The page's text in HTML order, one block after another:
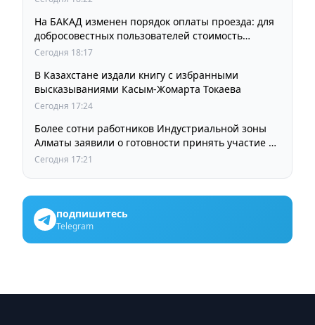
На БАКАД изменен порядок оплаты проезда: для
добросовестных пользователей стоимость
остается прежней
Сегодня 18:17
В Казахстане издали книгу с избранными
высказываниями Касым-Жомарта Токаева
Сегодня 17:24
Более сотни работников Индустриальной зоны
Алматы заявили о готовности принять участие в
выборах членов Курылтая
Сегодня 17:21
подпишитесь
Telegram